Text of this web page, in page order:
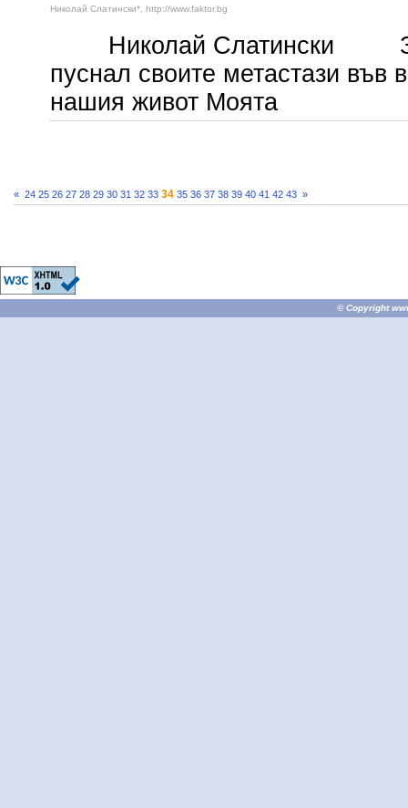
Николай Слатински*, http://www.faktor.bg
Николай Слатински
пуснал своите метастази във
нашия живот Моята
« 24 25 26 27 28 29 30 31 32 33 34 35 36 37 38 39 40 41 42 43 »
© Copyright